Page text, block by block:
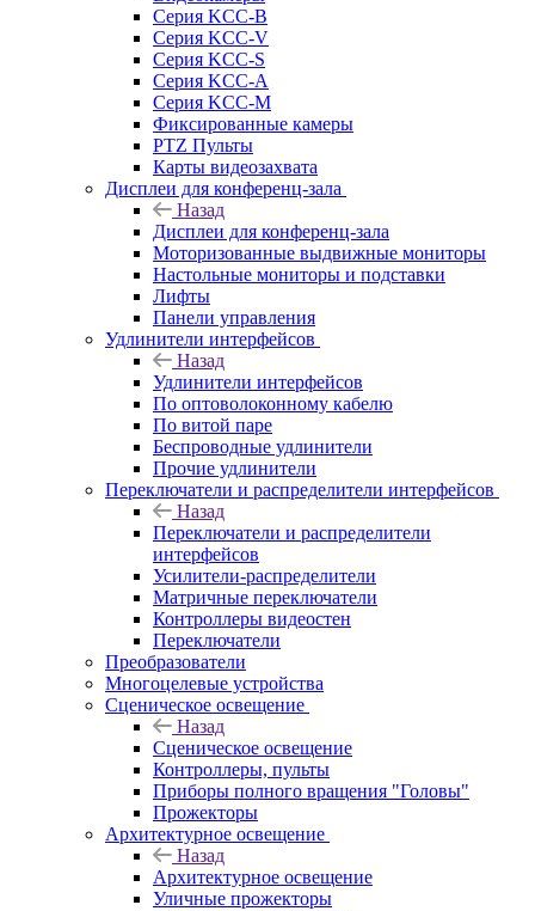
Серия KCC-B
Серия KCC-V
Серия KCC-S
Серия KCC-A
Серия KCC-M
Фиксированные камеры
PTZ Пульты
Карты видеозахвата
Дисплеи для конференц-зала
Назад
Дисплеи для конференц-зала
Моторизованные выдвижные мониторы
Настольные мониторы и подставки
Лифты
Панели управления
Удлинители интерфейсов
Назад
Удлинители интерфейсов
По оптоволоконному кабелю
По витой паре
Беспроводные удлинители
Прочие удлинители
Переключатели и распределители интерфейсов
Назад
Переключатели и распределители
интерфейсов
Усилители-распределители
Матричные переключатели
Контроллеры видеостен
Переключатели
Преобразователи
Многоцелевые устройства
Сценическое освещение
Назад
Сценическое освещение
Контроллеры, пульты
Приборы полного вращения "Головы"
Прожекторы
Архитектурное освещение
Назад
Архитектурное освещение
Уличные прожекторы